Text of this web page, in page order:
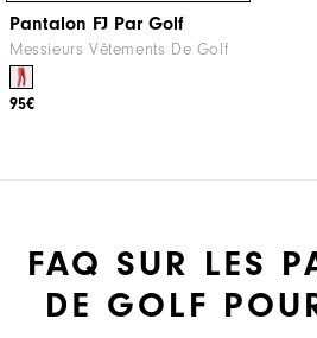
Pantalon FJ Par Golf
Messieurs Vêtements De Golf
95€
FAQ SUR LES
DE GOLF